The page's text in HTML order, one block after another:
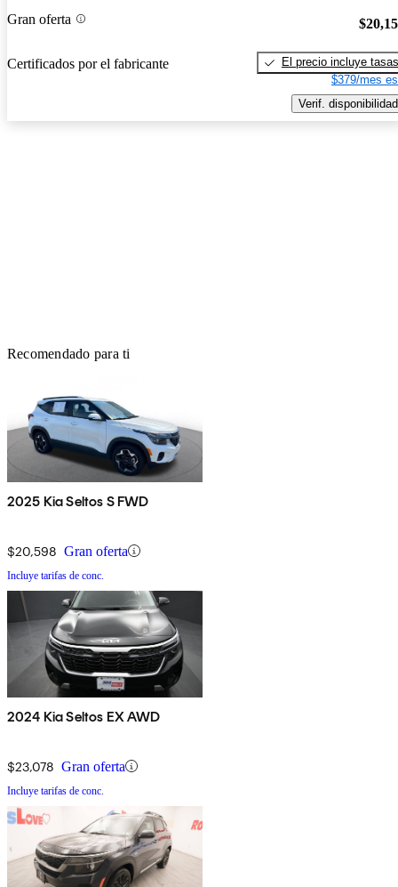
Gran oferta
Certificados por el fabricante
El precio incluye tasas
$379/mes
Verif. disponibilidad
Recomendado para ti
2025 Kia Seltos S FWD
$20,598 Gran oferta
Incluye tarifas de conc.
2024 Kia Seltos EX AWD
$23,078 Gran oferta
Incluye tarifas de conc.